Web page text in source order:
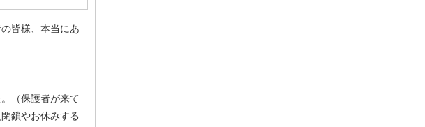
皆様、本当にあ
（保護者が来て
鎖やお休みする